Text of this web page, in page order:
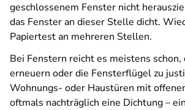
geschlossenem Fenster nicht
das Fenster an dieser Stelle dicht.
Papiertest an mehreren Stellen.
Bei Fenstern reicht es meistens schon,
erneuern oder die Fensterflügel zu
Wohnungs- oder Haustüren mit
oftmals nachträglich eine Dichtung –